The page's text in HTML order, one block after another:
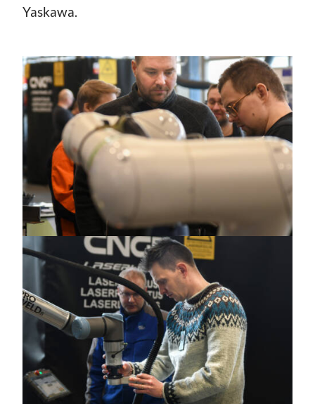
Yaskawa.
https://jedu.fi/wp-
content/uploads/2025/02/Harri_0799_psd.jpg